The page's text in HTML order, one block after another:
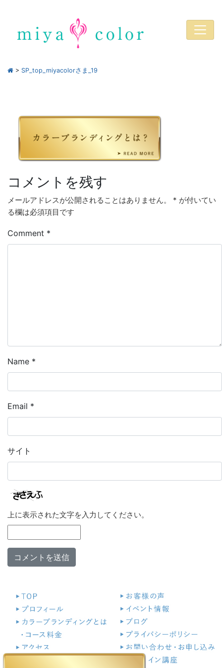
> SP_top_miyacolorさま_19
コメントを残す
メールアドレスが公開されることはありません。 * が付いてい
る欄は必須項目です
Comment *
Name *
Email *
サイト
上に表示された文字を入力してください。